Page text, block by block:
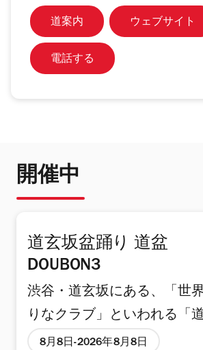
道案内 ウェブサイト
電話する
開催中
道玄坂盆踊り 道盆
DOUBON3
渋谷・道玄坂にある、「世
りなクラブ」といわれる「
井裏“M”」で、真夏の盆踊り
8月8日 2026年8月8日